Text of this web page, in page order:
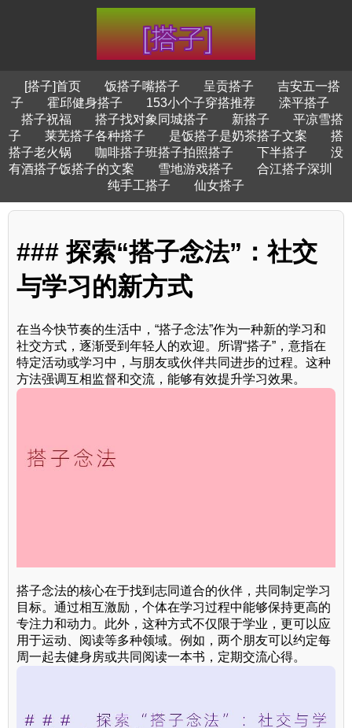
[搭子]首页 饭搭子嘴搭子 呈贡搭子
吉安五一搭
子
霍邱健身搭子 153小个子穿搭推荐
滦平搭子
搭子祝福
搭子找对象同城搭子 新搭子
平凉雪搭
子
莱芜搭子各种搭子 是饭搭子是奶茶搭子文案
搭
搭子老火锅
咖啡搭子班搭子拍照搭子 下半搭子
没
有酒搭子饭搭子的文案
雪地游戏搭子
合江搭子深圳
纯手工搭子
仙女搭子
### 探索“搭子念法”：社交
与学习的新方式
在当今快节奏的生活中，“搭子念法”作为一种新的学习和
社交方式，逐渐受到年轻人的欢迎。所谓“搭子”，意指在
特定活动或学习中，与朋友或伙伴共同进步的过程。这种
方法强调互相监督和交流，能够有效提升学习效果。
搭子念法的核心在于找到志同道合的伙伴，共同制定学习
目标。通过相互激励，个体在学习过程中能够保持更高的
专注力和动力。此外，这种方式不仅限于学业，更可以应
用于运动、阅读等多种领域。例如，两个朋友可以约定每
周一起去健身房或共同阅读一本书，定期交流心得。